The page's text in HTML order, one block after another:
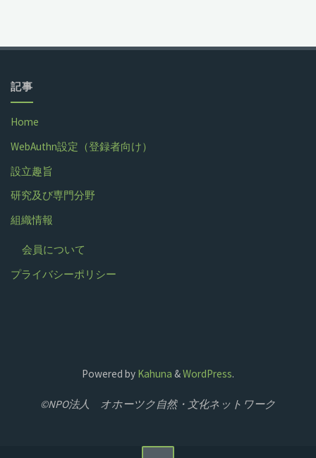
記事
Home
WebAuthn設定（登録者向け）
設立趣旨
研究及び専門分野
組織情報
会員について
プライバシーポリシー
Powered by Kahuna &WordPress.
©NPO法人 オホーツク自然・文化ネットワーク